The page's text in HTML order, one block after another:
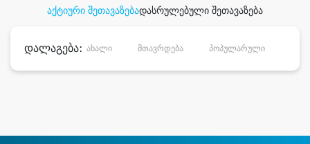
აქტიური შეთავაზებადასრულებული შეთავაზება
დალაგება: ახალი მთავრდება პოპულარული